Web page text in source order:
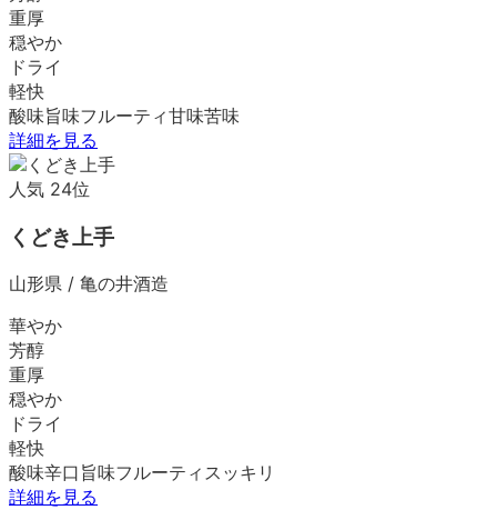
重厚
穏やか
ドライ
軽快
酸味旨味フルーティ甘味苦味
詳細を見る
人気 24位
くどき上手
山形県 / 亀の井酒造
華やか
芳醇
重厚
穏やか
ドライ
軽快
酸味辛口 旨味フルーティ スッキリ
詳細を見る